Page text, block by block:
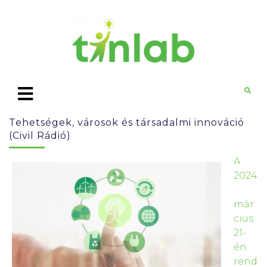
Tehetségek, városok és társadalmi innováció
(Civil Rádió)
A
2024
.
már
cius
21-
én
rend